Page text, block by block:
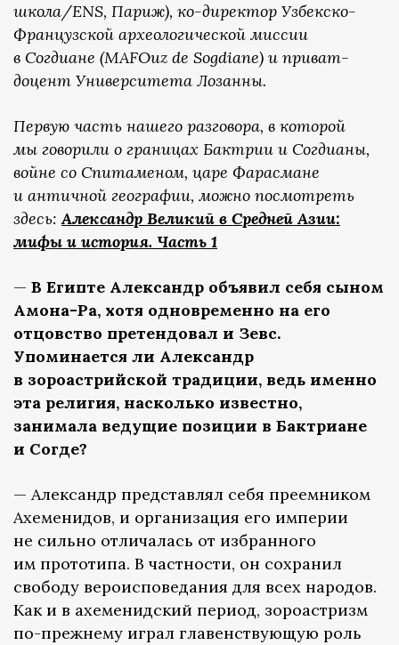
школа/ENS, Париж), ко-директор Узбекско-
Французской археологической миссии
в Согдиане (MAFOuz de Sogdiane) и приват-
доцент Университета Лозанны.
Первую часть нашего разговора, в которой
мы говорили о границах Бактрии и Согдианы,
войне со Спитаменом, царе Фарасмане
и античной географии, можно посмотреть
здесь:Александр Великий в Средней Азии:
мифы и история. Часть 1
— В Египте Александр объявил себя сыном
Амона-Ра, хотя одновременно на его
отцовство претендовал и Зевс.
Упоминается ли Александр
в зороастрийской традиции, ведь именно
эта религия, насколько известно,
занимала ведущие позиции в Бактриане
и Согде?
— Александр представлял себя преемником
Ахеменидов, и организация его империи
не сильно отличалась от избранного
им прототипа. В частности, он сохранил
свободу вероисповедания для всех народов.
Как и в ахеменидский период, зороастризм
по-прежнему играл главенствующую роль